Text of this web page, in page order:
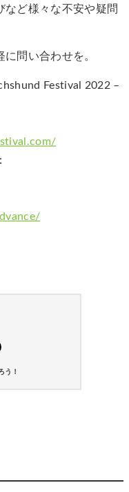
など様々な不安や疑問
問い合わせを。
Festival 2022 –
う！